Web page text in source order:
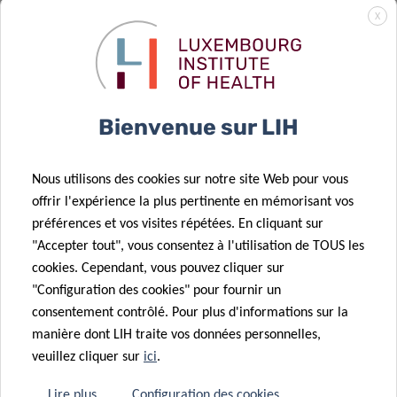
pour ses 10
ans de
plaidoyer et de
communauté
scientifiques
luxembourgeois
GPS cellulaire
07 Mai 2025
Surveillance
virus du Nil
occidental au
Luxembourg
COVID-PATH :
Lever le voile
sur le rôle de
la COVID-19 et
le COVID long
21 Fév 2025
Pas de grippe
aviaire
détectée chez
04 Déc 2024
L’enquête
luxembourgeoise
sur l’hépatite
C citée comme
exemple de
bonne
la surveillance
04 Déc 2024
Une nouvelle
avancée dans
X
Bienvenue sur LIH
Nous utilisons des cookies sur notre site Web pour vous
offrir l'expérience la plus pertinente en mémorisant vos
préférences et vos visites répétées. En cliquant sur
"Accepter tout", vous consentez à l'utilisation de TOUS les
cookies. Cependant, vous pouvez cliquer sur
"Configuration des cookies" pour fournir un
consentement contrôlé. Pour plus d'informations sur la
manière dont LIH traite vos données personnelles,
veuillez cliquer sur ici.